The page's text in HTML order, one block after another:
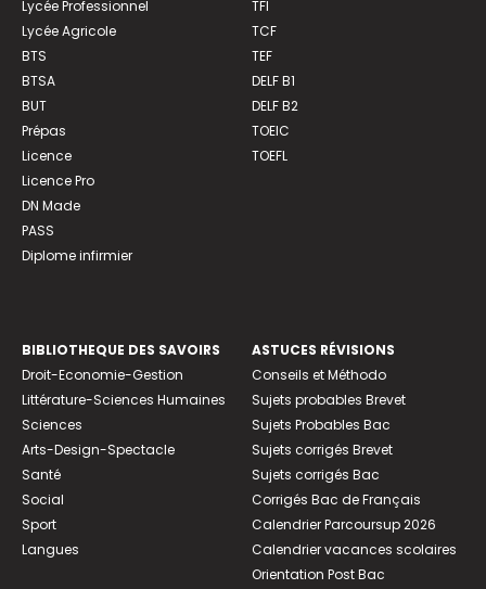
Lycée Professionnel
Lycée Agricole
BTS
BTSA
BUT
Prépas
Licence
Licence Pro
DN Made
PASS
Diplome infirmier
TFI
TCF
TEF
DELF B1
DELF B2
TOEIC
TOEFL
BIBLIOTHEQUE DES SAVOIRS
Droit-Economie-Gestion
Littérature-Sciences Humaines
Sciences
Arts-Design-Spectacle
Santé
Social
Sport
Langues
ASTUCES RÉVISIONS
Conseils et Méthodo
Sujets probables Brevet
Sujets Probables Bac
Sujets corrigés Brevet
Sujets corrigés Bac
Corrigés Bac de Français
Calendrier Parcoursup 2026
Calendrier vacances scolaires
Orientation Post Bac